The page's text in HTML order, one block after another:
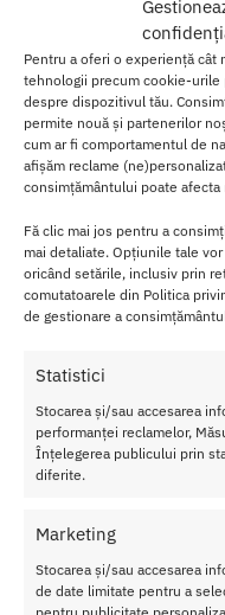
Pentru a oferi o experiență
tehnologii precum cookie-urile
despre dispozitivul tău.
permite nouă și partenerilor
cum ar fi comportamentul de
afișăm reclame
consimțământului poate
Fă clic mai jos pentru a
mai detaliate. Opțiunile tale
oricând setările, inclusiv prin
comutatoarele din Politica
de gestionare a
Statistici
Stocarea și/sau accesarea
performanței reclamelor,
Înțelegerea publicului prin
diferite.
Marketing
Stocarea și/sau accesarea
de date limitate pentru a
Informații
Recenzii 0
Kimono Kitty TET
Acest fabulos peignoir
placere!
Kimonoul Kitty este pentru
Kimono negru scurt,
lungi si o forma scurta o
de lenjerie.
teristi
Kimo